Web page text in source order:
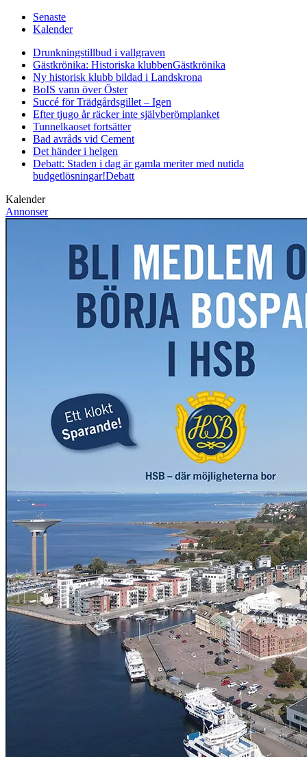
Senaste
Kalender
Drunkningstillbud i vallgraven
Gästkrönika: Historiska klubbenGästkrönika
Ny historisk klubb bildad i Landskrona
BoIS vann över Öster
Succé för Trädgårdsgillet – Igen
Efter tjugo år räcker inte självberömplanket
Tunnelkaoset fortsätter
Bad avråds vid Cement
Det händer i helgen
Debatt: Staden i dag är gamla meriter med nutida
budgetlösningar!Debatt
Kalender
Annonser